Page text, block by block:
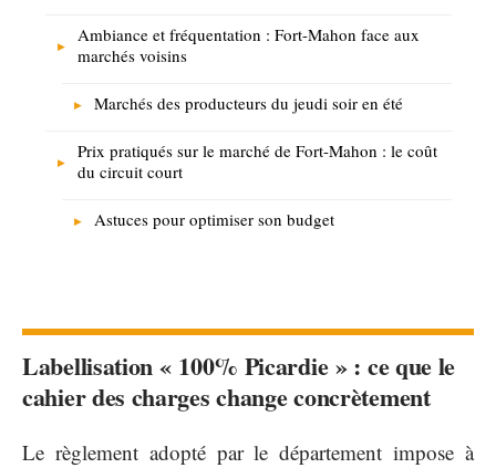
Ambiance et fréquentation : Fort-Mahon face aux
marchés voisins
Marchés des producteurs du jeudi soir en été
Prix pratiqués sur le marché de Fort-Mahon : le coût
du circuit court
Astuces pour optimiser son budget
Labellisation « 100% Picardie » : ce que le
cahier des charges change concrètement
Le règlement adopté par le département impose à